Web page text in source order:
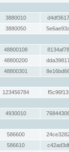
3880010
3880050
48800108
48800200
48800301
123456784
4930010
586600
586610